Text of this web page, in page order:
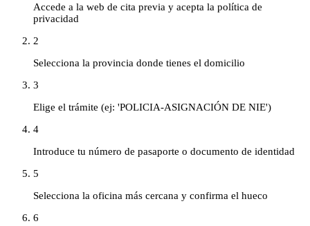
Accede a la web de cita previa y acepta la política de
privacidad
2
Selecciona la provincia donde tienes el domicilio
3
Elige el trámite (ej: 'POLICIA-ASIGNACIÓN DE NIE')
4
Introduce tu número de pasaporte o documento de identidad
5
Selecciona la oficina más cercana y confirma el hueco
6